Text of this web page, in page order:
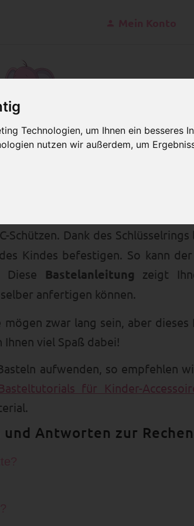
Technologien, um Ihnen ein besseres
nutzen wir außerdem, um
mit
Kette mit Rechenkette
Schützen. Dank des
Kindes befestigen. So kann
Diese Bastelanleitung zeigt
selber anfertigen können.
zwar lang sein, aber
viel Spaß dabei!
aufwenden, so empfehlen
für Kinder-
Antworten zur